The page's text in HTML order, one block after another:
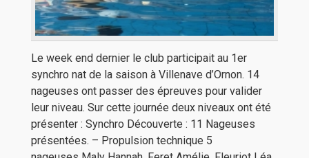
Le week end dernier le club participait au 1er
synchro nat de la saison à Villenave d’Ornon. 14
nageuses ont passer des épreuves pour valider
leur niveau. Sur cette journée deux niveaux ont été
présenter : Synchro Découverte : 11 Nageuses
présentées. – Propulsion technique 5